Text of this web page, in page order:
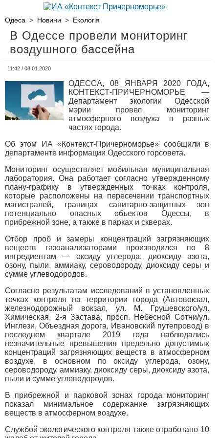
Одеса > Новини > Екологія
В Одессе провели мониторинг
воздушного бассейна
11:42 / 08.01.2020
ОДЕССА, 08 ЯНВАРЯ 2020 ГОДА,
КОНТЕКСТ-ПРИЧЕРНОМОРЬЕ —
Департамент экологии Одесской
мэрии провел мониторинг
атмосферного воздуха в разных
частях города.
Об этом ИА «Контекст-Причерноморье» сообщили в
департаменте информации Одесского горсовета.
Мониторинг осуществляет мобильная муниципальная
лаборатория. Она работает согласно утвержденному
плану-графику в утвержденных точках контроля,
которые расположены на пересечении транспортных
магистралей, границах санитарно-защитных зон
потенциально опасных объектов Одессы, в
прибрежной зоне, а также в парках и скверах.
Отбор проб и замеры концентраций загрязняющих
веществ газоанализаторами производился по 8
ингредиентам — оксиду углерода, диоксиду азота,
озону, пыли, аммиаку, сероводороду, диоксиду серы и
сумме углеводородов.
Согласно результатам исследований в установленных
точках контроля на территории города (Автовокзал,
железнодорожный вокзал, ул. М. Грушевского/ул.
Химическая, 2-я Застава, просп. Небесной Сотни/ул.
Инглези, Объездная дорога, Ивановский путепровод) в
последнем квартале 2019 года наблюдались
незначительные превышения предельно допустимых
концентраций загрязняющих веществ в атмосферном
воздухе, в основном по оксиду углерода, озону,
сероводороду, аммиаку, диоксиду серы, диоксиду азота,
пыли и сумме углеводородов.
В прибрежной и парковой зонах города мониторинг
показал минимальное содержание загрязняющих
веществ в атмосферном воздухе.
Службой экологического контроля также отработано 10